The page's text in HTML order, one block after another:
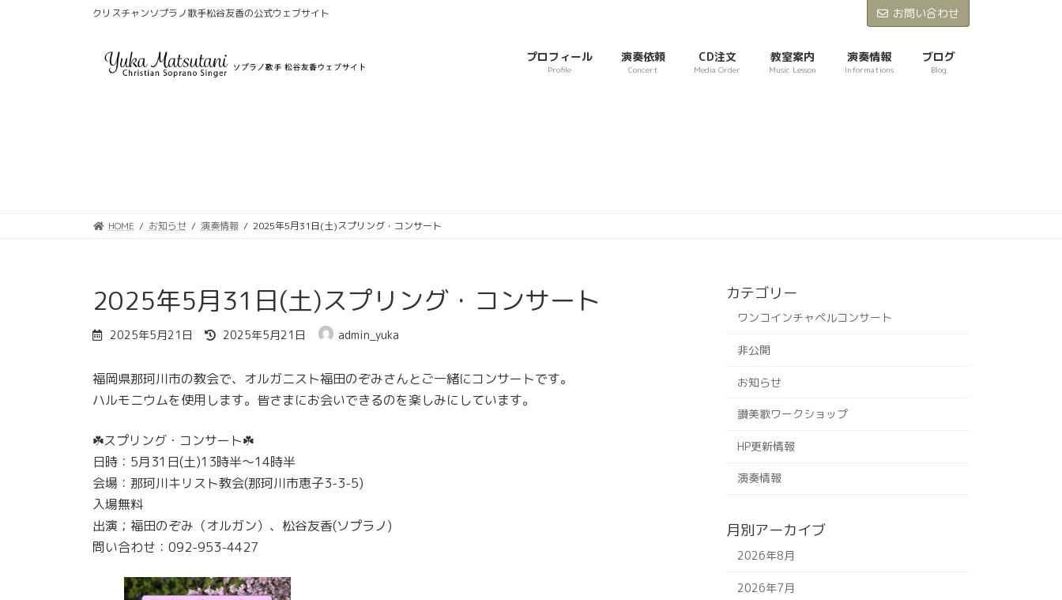
クリスチャンソプラノ歌手松谷友香の公式ウェブサイト お問い合わせ
プロフィール
Profile
演奏依頼
Concert
CD注文
Media Order
教室案内
Music Lesson
演奏情報
Informations
ブログ
Blog
HOME お知らせ 演奏情報 2025年5月31日(土)スプリング・コンサート
2025年5月31日(土)スプリング・コンサート
2025年5月21日
最
新
日
時
2025年5月21日 admin_yuka
福岡県那珂川市の教会で、オルガニスト福田のぞみさんとご一緒にコンサートです。
ハルモニウムを使用します。皆さまにお会いできるのを楽しみにしています。
☘️スプリング・コンサート☘️
日時：5月31日(土)13時半〜14時半
会場：那珂川キリスト教会(那珂川市恵子3-3-5)
入場無料
出演；福田のぞみ（オルガン）、松谷友香(ソプラノ)
問い合わせ：092-953-4427
カテゴリー
ワンコインチャペルコンサート
非公開
お知らせ
讃美歌ワークショップ
HP更新情報
演奏情報
月別アーカイブ
2026年8月
2026年7月